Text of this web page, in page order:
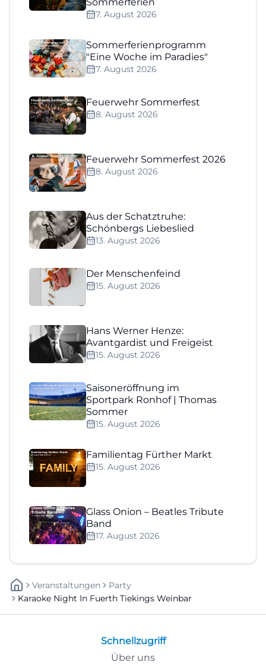
7. August 2026
Sommerferienprogramm
"Eine Woche im Paradies"
7. August 2026
Feuerwehr Sommerfest
8. August 2026
Feuerwehr Sommerfest 2026
8. August 2026
Aus der Schatztruhe:
Schönbergs Liebeslied
13. August 2026
Der Menschenfeind
15. August 2026
Hans Werner Henze:
Avantgardist und Freigeist
15. August 2026
Saisoneröffnung im
Sportpark Ronhof | Thomas
Sommer
15. August 2026
Familientag Fürther Markt
15. August 2026
Glass Onion – Beatles Tribute
Band
17. August 2026
Veranstaltungen
Party
Karaoke Night In Fuerth Tiekings Weinbar
Schnellzugriff
Über uns